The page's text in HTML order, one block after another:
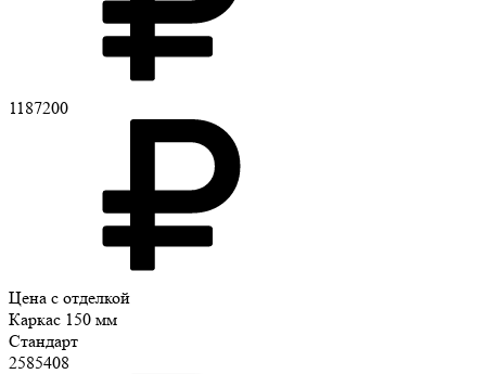
1187200
Цена с отделкой
Каркас 150 мм
Стандарт
2585408